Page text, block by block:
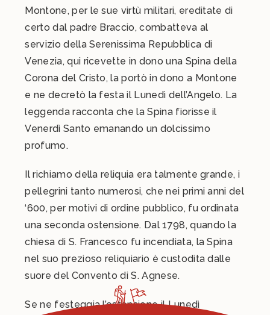
Montone, per le sue virtù militari, ereditate di
certo dal padre Braccio, combatteva al
servizio della Serenissima Repubblica di
Venezia, qui ricevette in dono una Spina della
Corona del Cristo, la portò in dono a Montone
e ne decretò la festa il Lunedì dell’Angelo. La
leggenda racconta che la Spina fiorisse il
Venerdì Santo emanando un dolcissimo
profumo.
Il richiamo della reliquia era talmente grande, i
pellegrini tanto numerosi, che nei primi anni del
‘600, per motivi di ordine pubblico, fu ordinata
una seconda ostensione. Dal 1798, quando la
chiesa di S. Francesco fu incendiata, la Spina
nel suo prezioso reliquiario è custodita dalle
suore del Convento di S. Agnese.
Se ne festeggia l’ostensione il Lunedì